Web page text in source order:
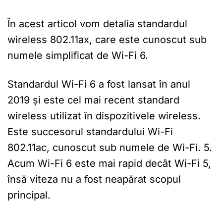
În acest articol vom detalia standardul
wireless 802.11ax, care este cunoscut sub
numele simplificat de Wi-Fi 6.
Standardul Wi-Fi 6 a fost lansat în anul
2019 și este cel mai recent standard
wireless utilizat în dispozitivele wireless.
Este succesorul standardului Wi-Fi
802.11ac, cunoscut sub numele de Wi-Fi. 5.
Acum Wi-Fi 6 este mai rapid decât Wi-Fi 5,
însă viteza nu a fost neapărat scopul
principal.